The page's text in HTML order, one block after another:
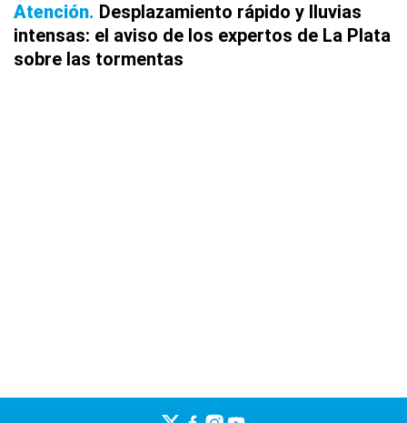
Atención Desplazamiento rápido y lluvias
intensas: el aviso de los expertos de La Plata
sobre las tormentas